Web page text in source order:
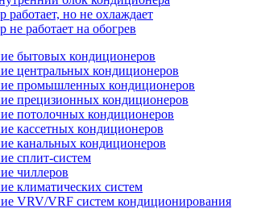
работает, но не охлаждает
не работает на обогрев
бытовых кондиционеров
центральных кондиционеров
промышленных кондиционеров
прецизионных кондиционеров
потолочных кондиционеров
кассетных кондиционеров
канальных кондиционеров
сплит-систем
чиллеров
климатических систем
VRV/VRF систем кондиционирования